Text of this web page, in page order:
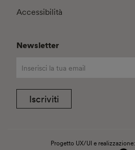
Accessibilità
Newsletter
Iscriviti
Progetto UX/UI e realizzazione: